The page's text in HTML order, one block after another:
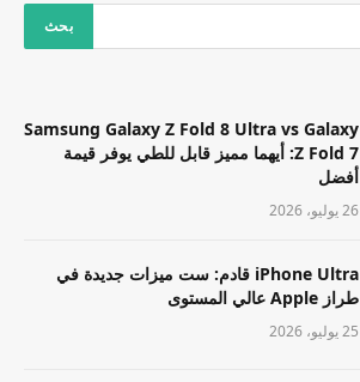
Samsung Galaxy Z Fold 8 Ultra vs Galaxy
Z Fold 7: أيهما مميز قابل للطي يوفر قيمة
أفضل
26 يوليو، 2026
iPhone Ultra قادم: ست ميزات جديدة في
طراز Apple عالي المستوى
25 يوليو، 2026